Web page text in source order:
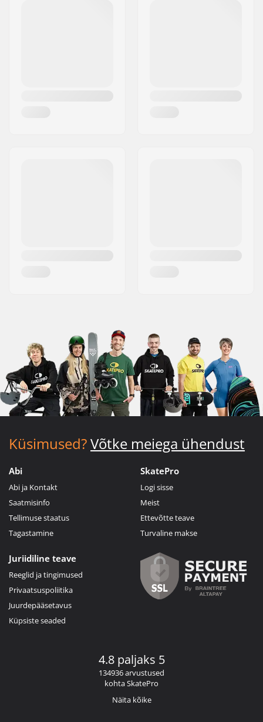
Küsimused?Võtke meiega ühendust
Abi
Abi ja Kontakt
Saatmisinfo
Tellimuse staatus
Tagastamine
SkatePro
Logi sisse
Meist
Ettevõtte teave
Turvaline makse
Juriidiline teave
Reeglid ja tingimused
Privaatsuspoliitika
Juurdepääsetavus
Küpsiste seaded
4.8 paljaks 5
134936 arvustused
kohta SkatePro
Näita kõike